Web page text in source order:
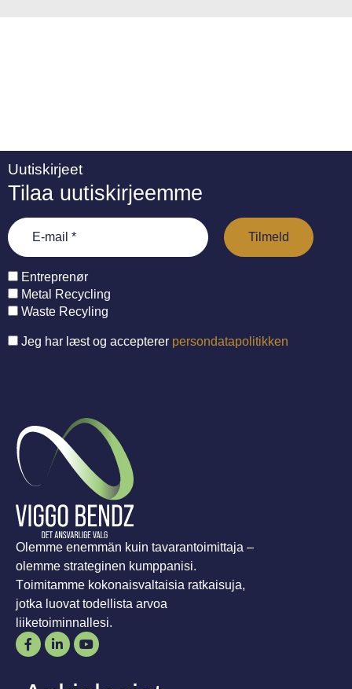
Uutiskirjeet
Tilaa uutiskirjeemme
Entreprenør
Metal Recycling
Waste Recyling
Jeg har læst og accepterer persondatapolitikken
Olemme enemmän kuin tavarantoimittaja –
olemme strateginen kumppanisi.
Toimitamme kokonaisvaltaisia ratkaisuja,
jotka luovat todellista arvoa
liiketoiminnallesi.